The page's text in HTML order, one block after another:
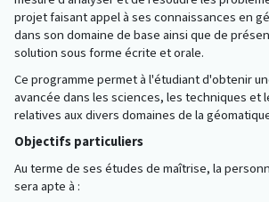
projet faisant appel à ses connaissances en
dans son domaine de base ainsi que de
solution sous forme écrite et orale.
Ce programme permet à l'étudiant d'obtenir
avancée dans les sciences, les techniques et
relatives aux divers domaines de la
Objectifs particuliers
Au terme de ses études de maîtrise, la
sera apte à :